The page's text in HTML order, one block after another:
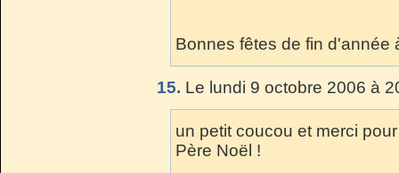
Bonnes fêtes de fin d'année
15. Le lundi 9 octobre 2006 à
un petit coucou et merci
Père Noël !